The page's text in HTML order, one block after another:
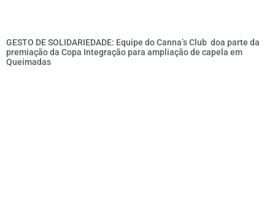
GESTO DE SOLIDARIEDADE: Equipe do Canna’s Club doa parte da
premiação da Copa Integração para ampliação de capela em
Queimadas